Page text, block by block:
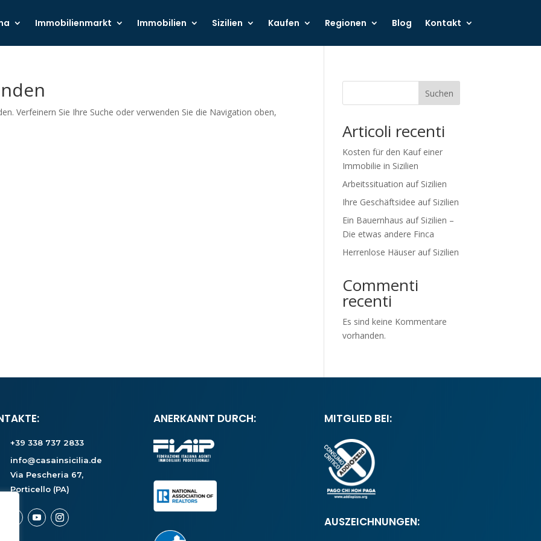
Immobilienmarkt Immobilien Sizilien Kaufen Regionen Blog Kontakt
Verfeinern Sie Ihre Suche oder verwenden Sie die Navigation oben,
Suchen
Articoli recenti
Kosten für den Kauf einer
Immobilie in Sizilien
Arbeitssituation auf Sizilien
Ihre Geschäftsidee auf Sizilien
Ein Bauernhaus auf Sizilien –
Die etwas andere Finca
Herrenlose Häuser auf Sizilien
Commenti
recenti
Es sind keine Kommentare
vorhanden.
+39 338 737 2833
info@casainsicilia.de
Via Pescheria 67,
Porticello (PA)
ANERKANNT DURCH: MITGLIED BEI:
AUSZEICHNUNGEN: